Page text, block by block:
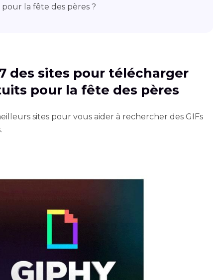
pour la fête des pères ?
des sites pour télécharger
pour la fête des pères
sites pour vous aider à rechercher des GIFs